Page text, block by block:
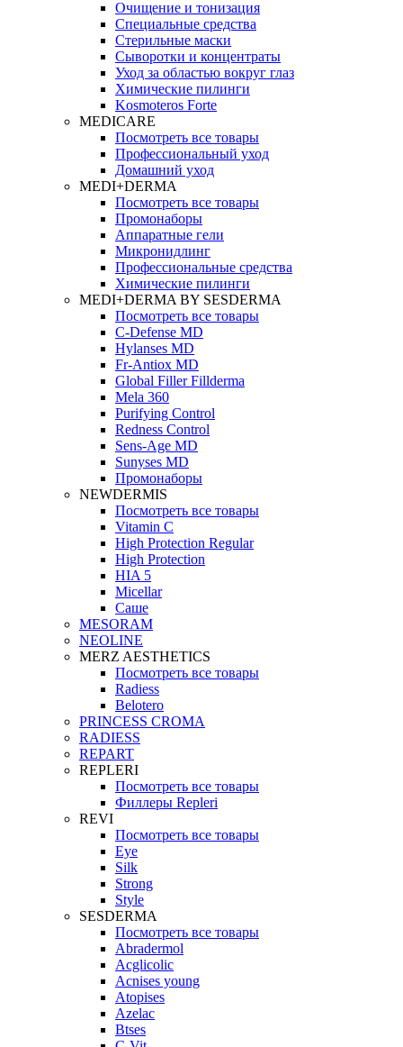
Очищение и тонизация
Специальные средства
Стерильные маски
Сыворотки и концентраты
Уход за областью вокруг глаз
Химические пилинги
Kosmoteros Forte
MEDICARE
Посмотреть все товары
Профессиональный уход
Домашний уход
MEDI+DERMA
Посмотреть все товары
Промонаборы
Аппаратные гели
Микронидлинг
Профессиональные средства
Химические пилинги
MEDI+DERMA BY SESDERMA
Посмотреть все товары
C-Defense MD
Hylanses MD
Fr‑Antiox MD
Global Filler Fillderma
Mela 360
Purifying Control
Redness Control
Sens-Age MD
Sunyses MD
Промонаборы
NEWDERMIS
Посмотреть все товары
Vitamin C
High Protection Regular
High Protection
HIA 5
Micellar
Саше
MESORAM
NEOLINE
MERZ AESTHETICS
Посмотреть все товары
Radiess
Belotero
PRINCESS CROMA
RADIESS
REPART
REPLERI
Посмотреть все товары
Филлеры Repleri
REVI
Посмотреть все товары
Eye
Silk
Strong
Style
SESDERMA
Посмотреть все товары
Abradermol
Acglicolic
Acnises young
Atopises
Azelac
Btses